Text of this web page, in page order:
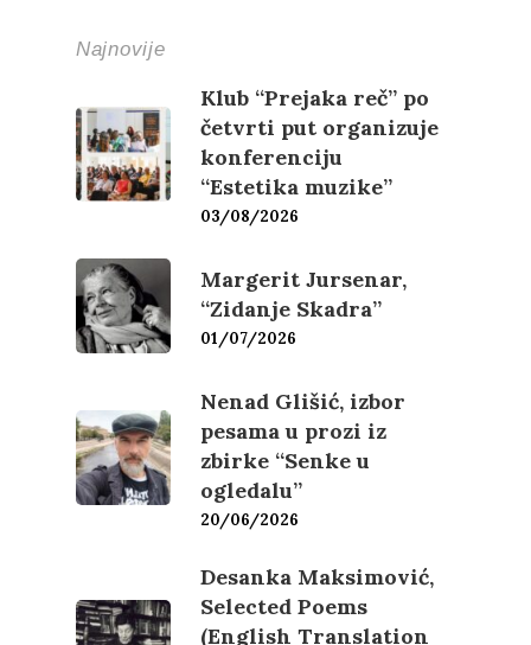
Najnovije
Klub “Prejaka reč” po
četvrti put organizuje
konferenciju
“Estetika muzike”
03/08/2026
Margerit Jursenar,
“Zidanje Skadra”
01/07/2026
Nenad Glišić, izbor
pesama u prozi iz
zbirke “Senke u
ogledalu”
20/06/2026
Desanka Maksimović,
Selected Poems
(English Translation
Književnost
Poezija
Proza
Teorija
Kritika
Umetnost
Film
Šta čitamo?
Novosti
O nama
Skup “Estetika
Kontakt